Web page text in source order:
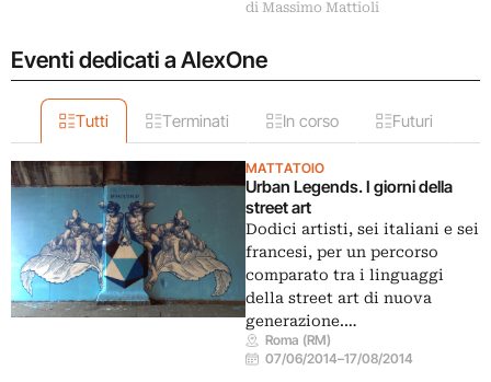
di Massimo Mattioli
Eventi dedicati a AlexOne
Tutti Terminati In corso Futuri
MATTATOIO
Urban Legends. I giorni della
street art
Dodici artisti, sei italiani e sei
francesi, per un percorso
comparato tra i linguaggi
della street art di nuova
generazione.…
Roma (RM)
07/06/2014–17/08/2014